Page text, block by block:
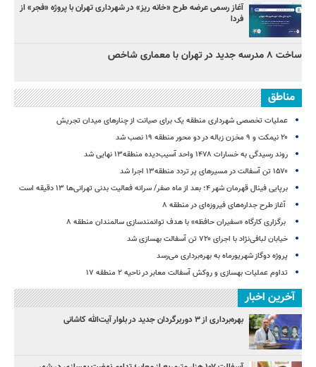
آغاز رسمی عرضه طرح «خانه ریز» در شهرداری تهران با پروژه «فجر» از
فردا
ساخت ۸ مدرسه جدید در تهران با معماری شاخص
مناطق
عملیات تخصصی شهرداری منطقه یک برای صیانت از چنارهای میدان تجریش
۲۰ نیمکت و ۹ مخزن زباله در دو محور منطقه ۱۹ نصب شد
روند رسیدگی به خسارات ۱۴۷۸ واحد آسیب‌دیده منطقه۱۳ نهایی شد
۱۵۷۰ تن آسفالت در مسیرهای پر تردد منطقه۱۳ اجرا شد
برپایی فینال قهرمان شهر ۴؛ بعد از ماه صفر/ سرانه فعالیت بدنی تهرانی‌ها ۱۳ دقیقه است
آغاز طرح جداره‌های فیروزه‌ای در منطقه ۸
برگزاری کارگاه «سفیران حافظه» با هدف توانمندسازی سالمندان منطقه ۸
خیابان لبافی‌نژاد با اجرای ۷۲۰ تن آسفالت بهسازی شد
پروژه دوگاز شهریورماه به بهره‌برداری می‌رسد
تداوم عملیات بهسازی و روکش آسفالت معابر در ناحیه ۲ منطقه ۱۷
آخرین اخبار
بهره‌برداری از ۳ دوربرگردان جدید در بلوار آیت‌الله کاشانی